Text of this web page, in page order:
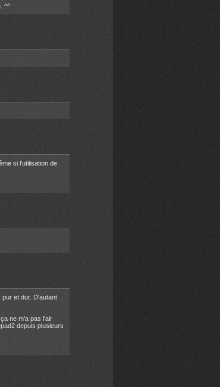
^^
si l'utilisation de
et dur. D'autant
ne m'a pas l'air
depuis plusieurs